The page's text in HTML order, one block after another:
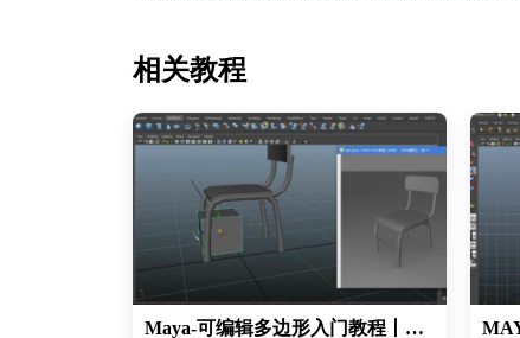
相关教程
Maya-可编辑多边形入门教程丨MAYA模型基础教程